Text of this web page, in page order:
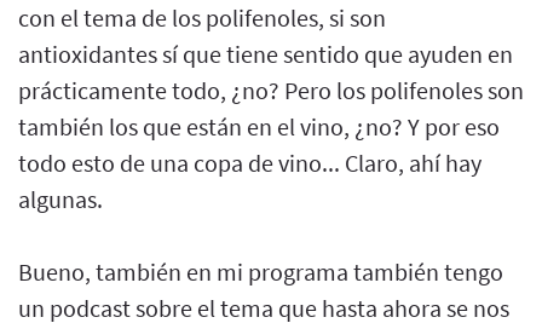
con el tema de los polifenoles, si son
antioxidantes sí que tiene sentido que ayuden en
prácticamente todo, ¿no? Pero los polifenoles son
también los que están en el vino, ¿no? Y por eso
todo esto de una copa de vino... Claro, ahí hay
algunas.
Bueno, también en mi programa también tengo
un podcast sobre el tema que hasta ahora se nos